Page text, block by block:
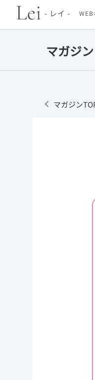
- レイ -
マガジン
マガジン